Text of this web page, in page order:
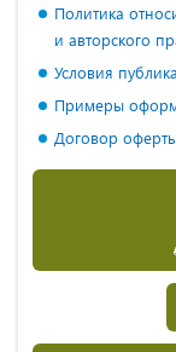
Политика
и авторского
Условия
Примеры
Договор